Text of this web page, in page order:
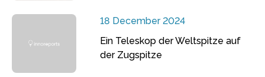
18 December 2024
Ein Teleskop der Weltspitze auf
der Zugspitze